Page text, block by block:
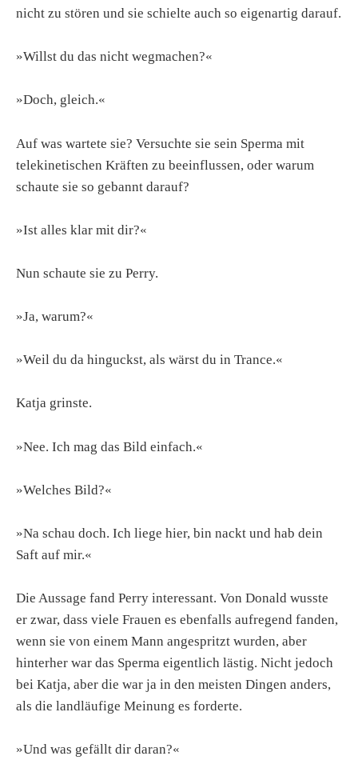
nicht zu stören und sie schielte auch so eigenartig darauf.
»Willst du das nicht wegmachen?«
»Doch, gleich.«
Auf was wartete sie? Versuchte sie sein Sperma mit
telekinetischen Kräften zu beeinflussen, oder warum
schaute sie so gebannt darauf?
»Ist alles klar mit dir?«
Nun schaute sie zu Perry.
»Ja, warum?«
»Weil du da hinguckst, als wärst du in Trance.«
Katja grinste.
»Nee. Ich mag das Bild einfach.«
»Welches Bild?«
»Na schau doch. Ich liege hier, bin nackt und hab dein
Saft auf mir.«
Die Aussage fand Perry interessant. Von Donald wusste
er zwar, dass viele Frauen es ebenfalls aufregend fanden,
wenn sie von einem Mann angespritzt wurden, aber
hinterher war das Sperma eigentlich lästig. Nicht jedoch
bei Katja, aber die war ja in den meisten Dingen anders,
als die landläufige Meinung es forderte.
»Und was gefällt dir daran?«